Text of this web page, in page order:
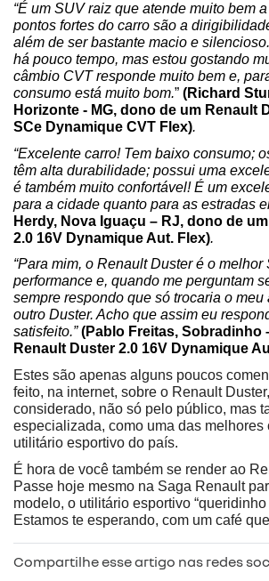
“É um SUV raiz que atende muito bem
pontos fortes do carro são a
além de ser bastante macio e
há pouco tempo, mas estou gostando
câmbio CVT responde muito bem e,
consumo está muito bom.” (Richard
Horizonte - MG, dono de um Renault
SCe Dynamique CVT Flex).
“Excelente carro! Tem baixo consumo;
têm alta durabilidade; possui uma
é também muito confortável! É um
para a cidade quanto para as estradas
Herdy, Nova Iguaçu – RJ, dono de
2.0 16V Dynamique Aut. Flex).
“Para mim, o Renault Duster é o melhor
performance e, quando me perguntam
sempre respondo que só trocaria o meu
outro Duster. Acho que assim eu
satisfeito.” (Pablo Freitas, Sobradinho
Renault Duster 2.0 16V Dynamique
Estes são apenas alguns poucos
feito, na internet, sobre o Renault
considerado, não só pelo público, mas
especializada, como uma das melhores
utilitário esportivo do país.
É hora de você também se render ao
Passe hoje mesmo na Saga Renault
modelo, o utilitário esportivo “queridinho
Estamos te esperando, com um café
Compartilhe esse artigo nas redes